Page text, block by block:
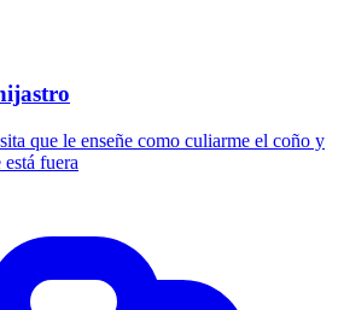
que le enseñe como culiarme el coño y
fuera